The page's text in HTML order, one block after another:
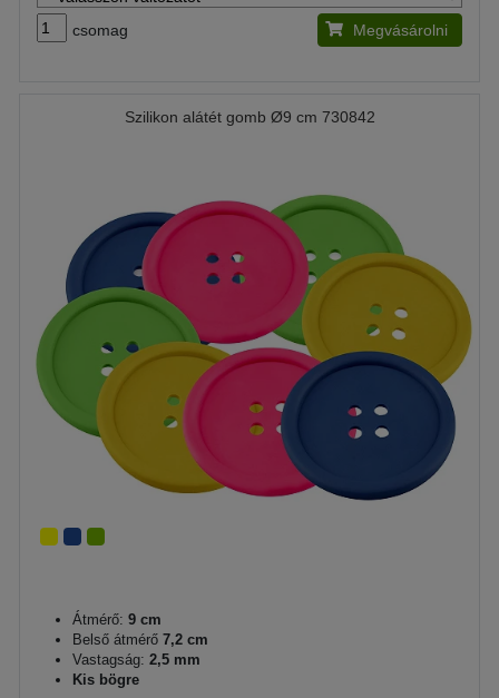
csomag Megvásárolni
Szilikon alátét gomb Ø9 cm 730842
Átmérő: 9 cm
Belső átmérő 7,2 cm
Vastagság: 2,5 mm
Kis bögre